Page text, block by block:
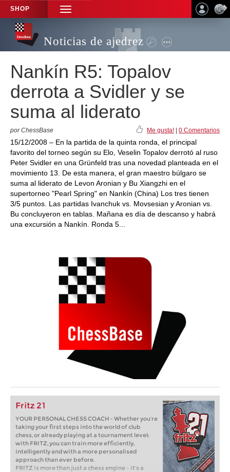
SHOP
TOGGLE
NAVIGATION
Noticias de ajedrez
Nankín R5: Topalov
derrota a Svidler y se
suma al liderato
por ChessBase Me gusta! 0 Comentarios
15/12/2008 – En la partida de la quinta ronda, el principal
favorito del torneo según su Elo, Veselin Topalov derrotó al ruso
Peter Svidler en una Grünfeld tras una novedad planteada en el
movimiento 13. De esta manera, el gran maestro búlgaro se
suma al liderato de Levon Aronian y Bu Xiangzhi en el
supertorneo "Pearl Spring" en Nankín (China) Los tres tienen
3/5 puntos. Las partidas Ivanchuk vs. Movsesian y Aronian vs.
Bu concluyeron en tablas. Mañana es día de descanso y habrá
una excursión a Nankín. Ronda 5...
Fritz 21
YOUR PERSONAL CHESS COACH - Whether you’re
taking your first steps into the world of club
chess, or already playing at a tournament level:
with FRITZ, you can train more efficiently,
intelligently and with a more personalised
approach than ever before.
FRITZ is more than just a chess engine – it’s a